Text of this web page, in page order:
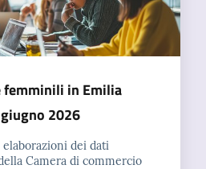
femminili in Emilia
2026
dei dati
Camera di commercio